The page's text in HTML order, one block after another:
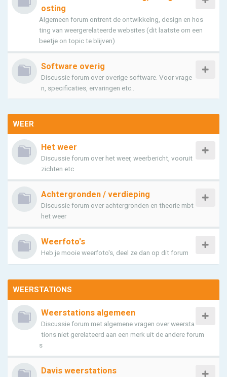
osting
Algemeen forum ontrent de ontwikkelng, design en hos
ting van weergerelateerde websites (dit laatste om een
beetje on topic te blijven)
Software overig
Discussie forum over overige software. Voor vrage
n, specificaties, ervaringen etc..
WEER
Het weer
Discussie forum over het weer, weerbericht, vooruit
zichten etc
Achtergronden / verdieping
Discussie forum over achtergronden en theorie mbt
het weer
Weerfoto's
Heb je mooie weerfoto's, deel ze dan op dit forum
WEERSTATIONS
Weerstations algemeen
Discussie forum met algemene vragen over weersta
tions niet gerelateerd aan een merk uit de andere forum
s
Davis weerstations